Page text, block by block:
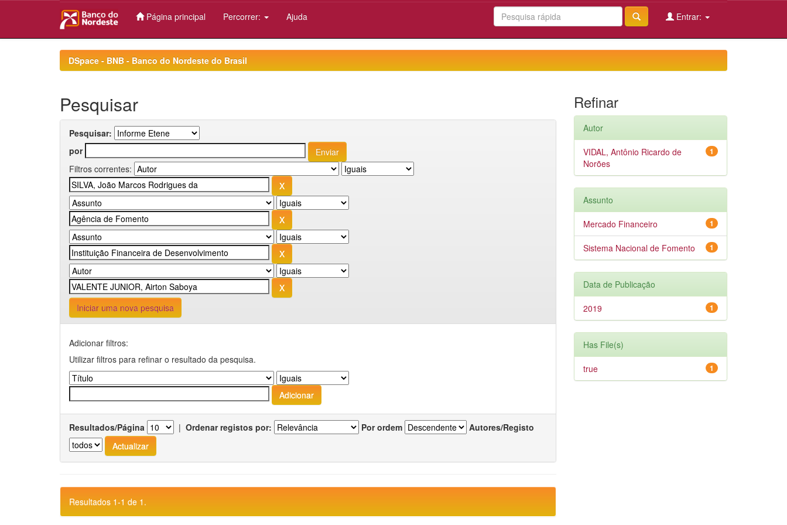
Página principal Percorrer: Ajuda Entrar:
DSpace - BNB - Banco do Nordeste do Brasil
Pesquisar
Pesquisar:
por
Filtros correntes:
Iniciar uma nova pesquisa
Adicionar filtros:
Utilizar filtros para refinar o resultado da pesquisa.
Resultados/Página | Ordenar registos por: Por ordem Autores/Registo
Resultados 1-1 de 1.
Refinar
Autor
1
VIDAL, Antônio Ricardo de
Norões
Assunto
1
Mercado Financeiro
1
Sistema Nacional de Fomento
Data de Publicação
1
2019
Has File(s)
1
true